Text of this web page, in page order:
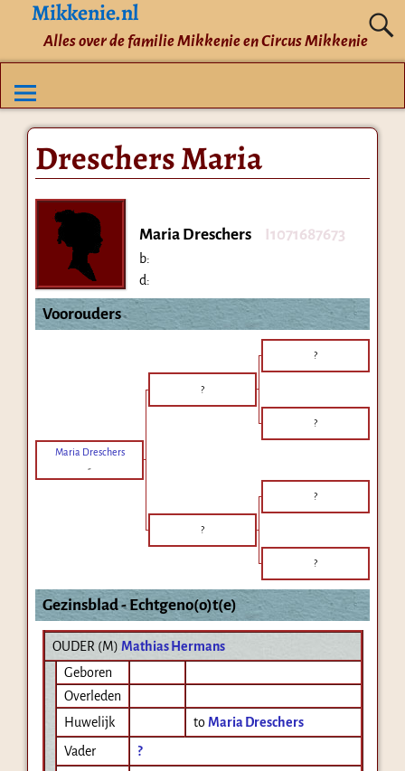
Mikkenie.nl
Alles over de familie Mikkenie en Circus Mikkenie
Dreschers Maria
Maria Dreschers I1071687673
b:
d:
Voorouders
?
?
?
Maria Dreschers
-
?
?
?
Gezinsblad - Echtgeno(o)t(e)
OUDER (M) Mathias Hermans
Geboren
Overleden
Huwelijk
toMaria Dreschers
Vader
?